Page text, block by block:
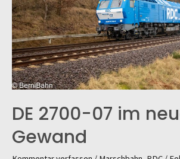
DE 2700-07 im
Gewand